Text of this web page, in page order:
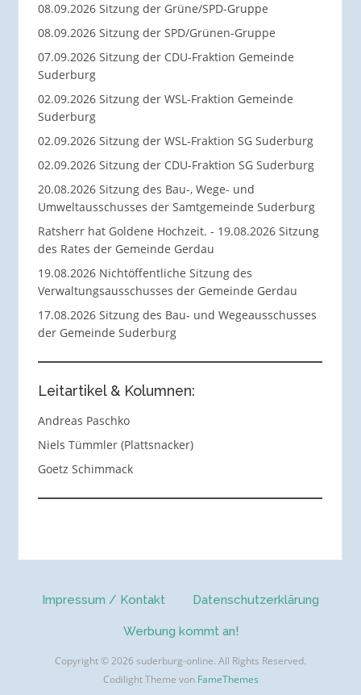
08.09.2026 Sitzung der Grüne/SPD-Gruppe
08.09.2026 Sitzung der SPD/Grünen-Gruppe
07.09.2026 Sitzung der CDU-Fraktion Gemeinde
Suderburg
02.09.2026 Sitzung der WSL-Fraktion Gemeinde
Suderburg
02.09.2026 Sitzung der WSL-Fraktion SG Suderburg
02.09.2026 Sitzung der CDU-Fraktion SG Suderburg
20.08.2026 Sitzung des Bau-, Wege- und
Umweltausschusses der Samtgemeinde Suderburg
Ratsherr hat Goldene Hochzeit. - 19.08.2026 Sitzung
des Rates der Gemeinde Gerdau
19.08.2026 Nichtöffentliche Sitzung des
Verwaltungsausschusses der Gemeinde Gerdau
17.08.2026 Sitzung des Bau- und Wegeausschusses
der Gemeinde Suderburg
Leitartikel & Kolumnen:
Andreas Paschko
Niels Tümmler (Plattsnacker)
Goetz Schimmack
Impressum / Kontakt Datenschutzerklärung
Werbung kommt an!
Copyright © 2026 suderburg-online. All Rights Reserved.
Codilight Theme von FameThemes